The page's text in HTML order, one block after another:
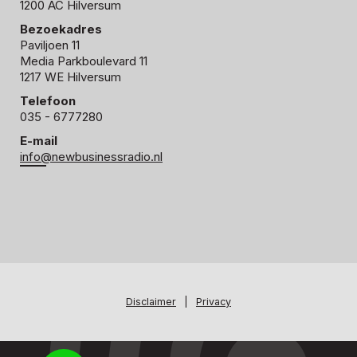
1200 AC Hilversum
Bezoekadres
Paviljoen 11
Media Parkboulevard 11
1217 WE Hilversum
Telefoon
035 - 6777280
E-mail
info@newbusinessradio.nl
Disclaimer Privacy